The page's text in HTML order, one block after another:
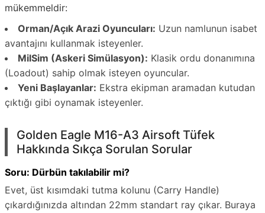
mükemmeldir:
Orman/Açık Arazi Oyuncuları: Uzun namlunun isabet
avantajını kullanmak isteyenler.
MilSim (Askeri Simülasyon): Klasik ordu donanımına
(Loadout) sahip olmak isteyen oyuncular.
Yeni Başlayanlar: Ekstra ekipman aramadan kutudan
çıktığı gibi oynamak isteyenler.
Golden Eagle M16-A3 Airsoft Tüfek
Hakkında Sıkça Sorulan Sorular
Soru: Dürbün takılabilir mi?
Evet, üst kısımdaki tutma kolunu (Carry Handle)
çıkardığınızda altından 22mm standart ray çıkar. Buraya